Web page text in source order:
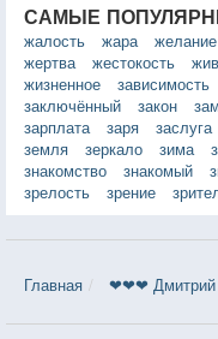
САМЫЕ
жалость
жара желание
жертва
жестокость
жизненное
зависимость
заключённый
закон
зарплата
заря заслуга
земля
зеркало зима
знакомство
знакомый
зрелость
зрение
Главная ❤❤❤ Дмитрий